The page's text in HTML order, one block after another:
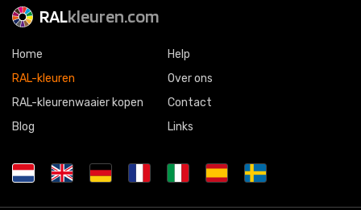
RALkleuren.com
Home
RAL-kleuren
RAL-kleurenwaaier kopen
Blog
Help
Over ons
Contact
Links